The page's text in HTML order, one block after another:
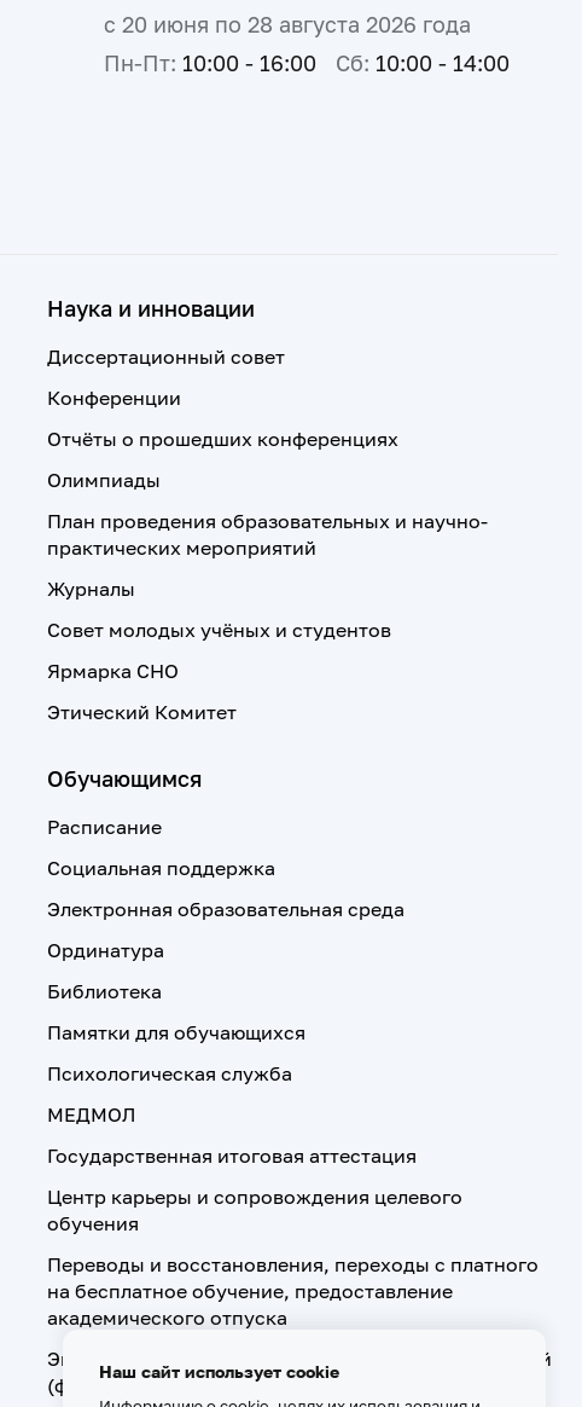
с 20 июня по 28 августа 2026 года
Пн-Пт: 10:00 - 16:00 Сб: 10:00 - 14:00
Наука и инновации
Диссертационный совет
Конференции
Отчёты о прошедших конференциях
Олимпиады
План проведения образовательных и научно-
практических мероприятий
Журналы
Совет молодых учёных и студентов
Ярмарка СНО
Этический Комитет
Обучающимся
Расписание
Социальная поддержка
Электронная образовательная среда
Ординатура
Библиотека
Памятки для обучающихся
Психологическая служба
МЕДМОЛ
Государственная итоговая аттестация
Центр карьеры и сопровождения целевого
обучения
Переводы и восстановления, переходы с платного
на бесплатное обучение, предоставление
академического отпуска
Экзамен по допуску к осуществлению медицинской
(фармацевтической) деятельности на должностях
Наш сайт использует cookie